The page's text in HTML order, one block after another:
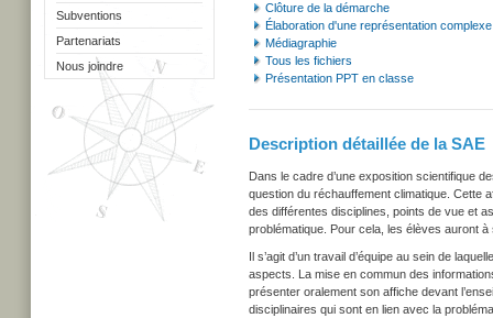
Subventions
Partenariats
Nous joindre
Clôture de la démarche
Élaboration d'une représentation
Médiagraphie
Tous les fichiers
Présentation PPT en classe
Description détaillée de la SAE
Dans le cadre d’une exposition scientifique
question du réchauffement climatique. Cette
des différentes disciplines, points de vue et
problématique. Pour cela, les élèves auront
Il s’agit d’un travail d’équipe au sein de
aspects. La mise en commun des
présenter oralement son affiche devant
disciplinaires qui sont en lien avec la